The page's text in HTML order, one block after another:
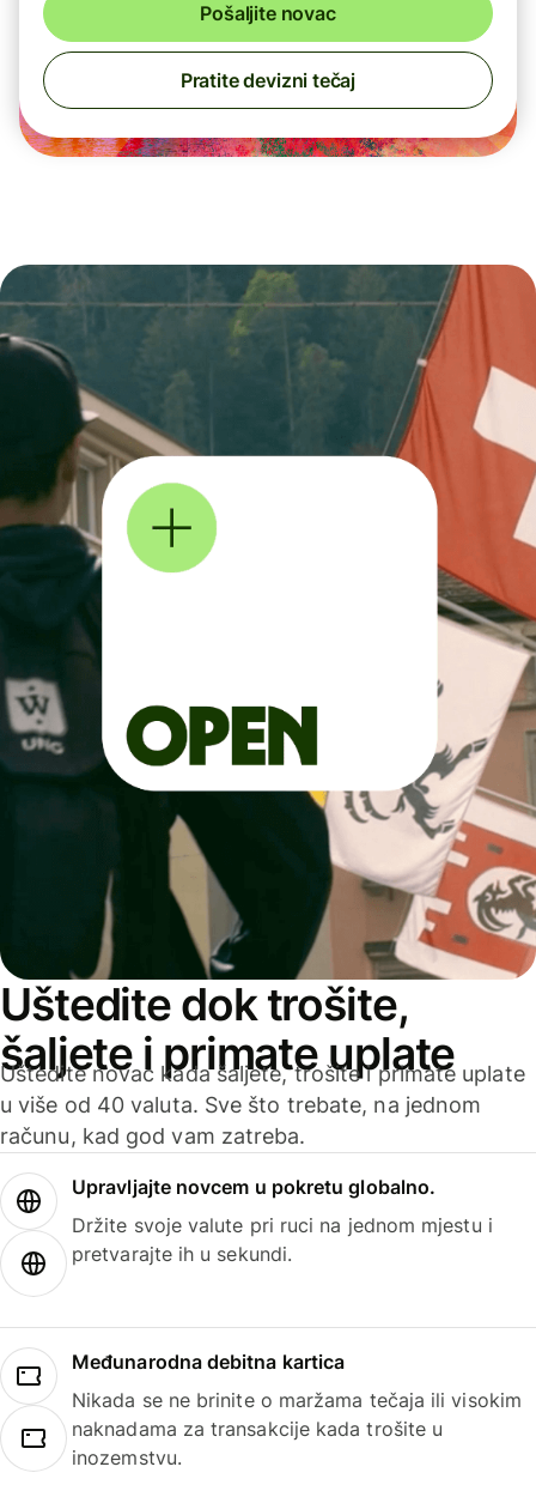
Pošaljite novac
Pratite devizni tečaj
Uštedite dok trošite,
šaljete i primate uplate
Uštedite novac kada šaljete, trošite i primate uplate
u više od 40 valuta. Sve što trebate, na jednom
računu, kad god vam zatreba.
Upravljajte novcem u pokretu globalno.
Držite svoje valute pri ruci na jednom mjestu i
pretvarajte ih u sekundi.
Međunarodna debitna kartica
Nikada se ne brinite o maržama tečaja ili visokim
naknadama za transakcije kada trošite u
inozemstvu.